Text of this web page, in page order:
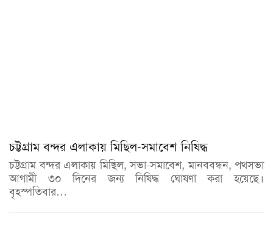
চট্টগ্রাম বন্দর এলাকায় মিছিল-সমাবেশ নিষিদ্ধ
চট্টগ্রাম বন্দর এলাকায় মিছিল, সভা-সমাবেশ, মানববন্ধন, পথসভা
আগামী ৩০ দিনের জন্য নিষিদ্ধ ঘোষণা করা হয়েছে।
বৃহস্পতিবার…